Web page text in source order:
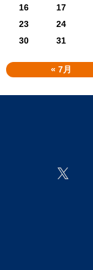
« 7月
16
17
23
24
30
31